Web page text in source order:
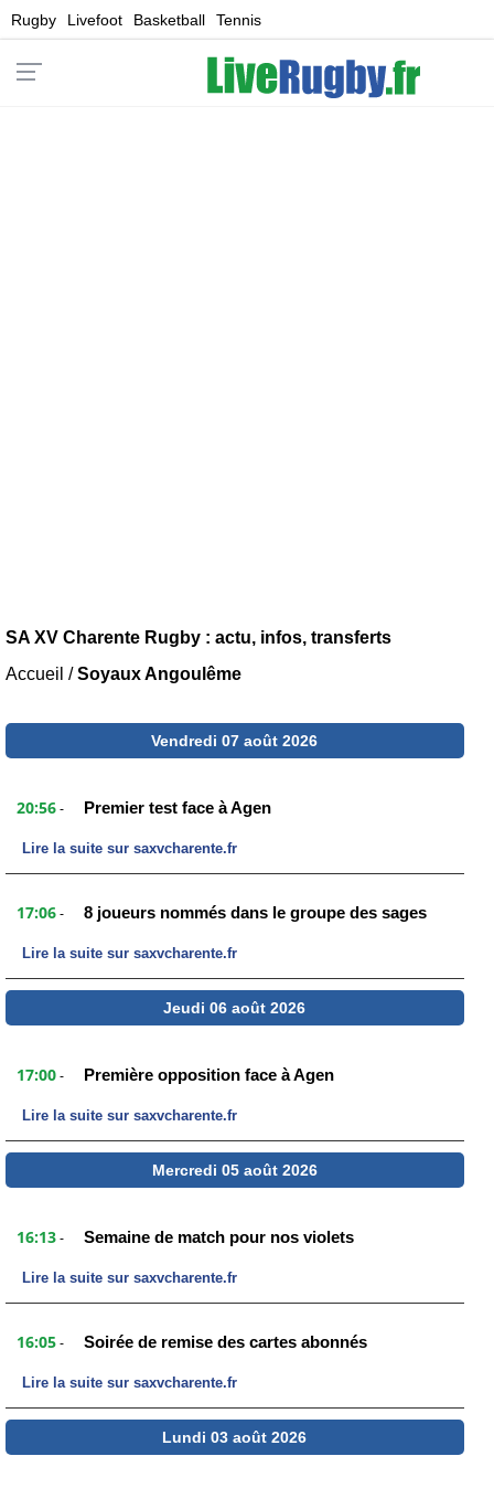
Rugby Livefoot Basketball Tennis
SA XV Charente Rugby : actu, infos, transferts
Accueil /Soyaux Angoulême
Vendredi 07 août 2026
20:56 - Premier test face à Agen
Lire la suite sur saxvcharente.fr
17:06 - 8 joueurs nommés dans le groupe des sages
Lire la suite sur saxvcharente.fr
Jeudi 06 août 2026
17:00 - Première opposition face à Agen
Lire la suite sur saxvcharente.fr
Mercredi 05 août 2026
16:13 - Semaine de match pour nos violets
Lire la suite sur saxvcharente.fr
16:05 - Soirée de remise des cartes abonnés
Lire la suite sur saxvcharente.fr
Lundi 03 août 2026